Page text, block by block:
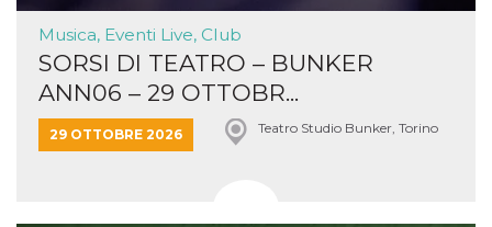
Musica, Eventi Live, Club
SORSI DI TEATRO – BUNKER
ANN06 – 29 OTTOBR...
29 OTTOBRE 2026 Teatro Studio Bunker, Torino